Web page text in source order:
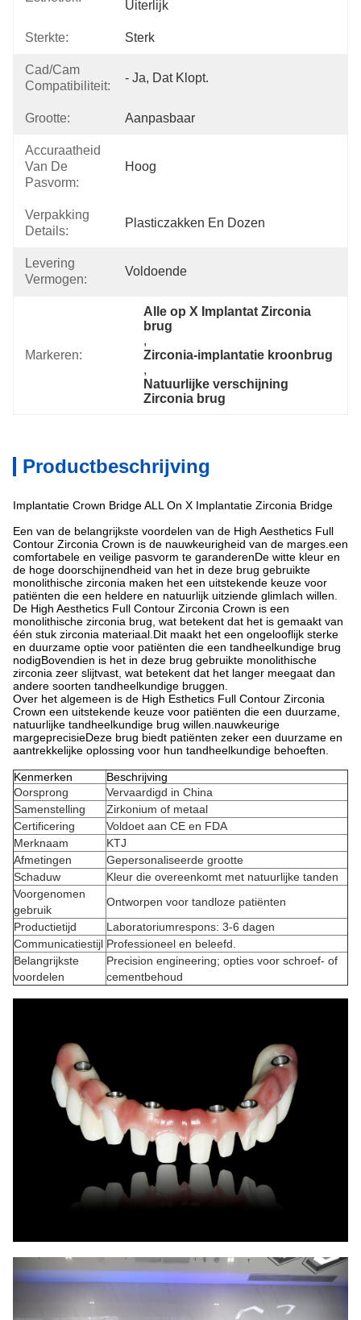
Uiterlijk
Sterkte: Sterk
Cad/Cam
Compatibiliteit:
- Ja, Dat Klopt.
Grootte: Aanpasbaar
Accuraatheid
Van De
Pasvorm:
Hoog
Verpakking
Details:
Plasticzakken En Dozen
Levering
Vermogen:
Voldoende
Markeren:
Alle op X Implantat Zirconia
brug
,
Zirconia-implantatie kroonbrug
,
Natuurlijke verschijning
Zirconia brug
Productbeschrijving
Implantatie Crown Bridge ALL On X Implantatie Zirconia Bridge
Een van de belangrijkste voordelen van de High Aesthetics Full
Contour Zirconia Crown is de nauwkeurigheid van de marges.een
comfortabele en veilige pasvorm te garanderenDe witte kleur en
de hoge doorschijnendheid van het in deze brug gebruikte
monolithische zirconia maken het een uitstekende keuze voor
patiënten die een heldere en natuurlijk uitziende glimlach willen.
De High Aesthetics Full Contour Zirconia Crown is een
monolithische zirconia brug, wat betekent dat het is gemaakt van
één stuk zirconia materiaal.Dit maakt het een ongelooflijk sterke
en duurzame optie voor patiënten die een tandheelkundige brug
nodigBovendien is het in deze brug gebruikte monolithische
zirconia zeer slijtvast, wat betekent dat het langer meegaat dan
andere soorten tandheelkundige bruggen.
Over het algemeen is de High Esthetics Full Contour Zirconia
Crown een uitstekende keuze voor patiënten die een duurzame,
natuurlijke tandheelkundige brug willen.nauwkeurige
margeprecisieDeze brug biedt patiënten zeker een duurzame en
aantrekkelijke oplossing voor hun tandheelkundige behoeften.
Kenmerken
Beschrijving
Oorsprong
Vervaardigd in China
Samenstelling
Zirkonium of metaal
Certificering
Voldoet aan CE en FDA
Merknaam
KTJ
Afmetingen
Gepersonaliseerde grootte
Schaduw
Kleur die overeenkomt met natuurlijke tanden
Voorgenomen
gebruik
Ontworpen voor tandloze patiënten
Productietijd
Laboratoriumrespons: 3-6 dagen
Communicatiestijl Professioneel en beleefd.
Belangrijkste
voordelen
Precision engineering; opties voor schroef- of
cementbehoud